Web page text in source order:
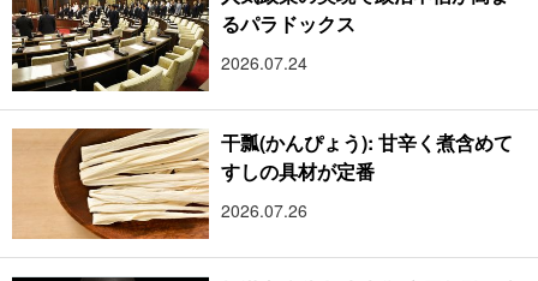
るパラドックス
2026.07.24
干瓢(かんぴょう): 甘辛く煮含めて
すしの具材が定番
2026.07.26